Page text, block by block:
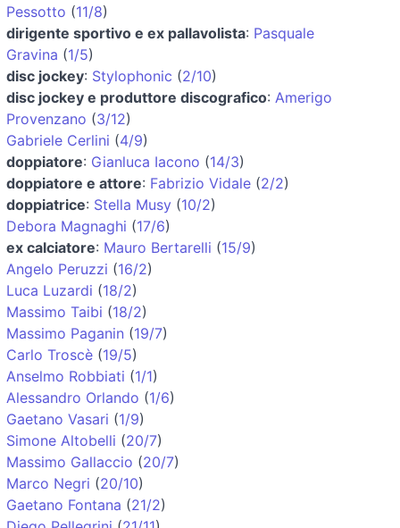
Pessotto (11/8)
dirigente sportivo e ex pallavolista: Pasquale
Gravina (1/5)
disc jockey: Stylophonic (2/10)
disc jockey e produttore discografico: Amerigo
Provenzano (3/12)
Gabriele Cerlini (4/9)
doppiatore: Gianluca Iacono (14/3)
doppiatore e attore: Fabrizio Vidale (2/2)
doppiatrice: Stella Musy (10/2)
Debora Magnaghi (17/6)
ex calciatore: Mauro Bertarelli (15/9)
Angelo Peruzzi (16/2)
Luca Luzardi (18/2)
Massimo Taibi (18/2)
Massimo Paganin (19/7)
Carlo Troscè (19/5)
Anselmo Robbiati (1/1)
Alessandro Orlando (1/6)
Gaetano Vasari (1/9)
Simone Altobelli (20/7)
Massimo Gallaccio (20/7)
Marco Negri (20/10)
Gaetano Fontana (21/2)